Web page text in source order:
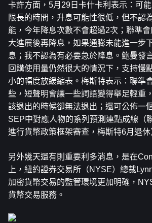
卡許方面，5月29日卡什卡利表示：可
限長的時間，升息可能性很低，但不認
能，今年降息次數不會超過2次；聯準
大進展後再降息，如果通膨未能進一步
息；我不認為有必要急於降息。鮑曼發
回購使用量仍然很大的情況下，支持慢
小的幅度放緩縮表。梅斯特表示：聯準
些，短聲明會讓一些詞語變得舉足輕重
該退出的時候卻無法退出；還可公佈一
SEP中對應人物的系列預測連點成線（
進行貨幣政策框架審查，梅斯特6月退休
另外幾天還有則重要利多消息，是在
上，紐約證券交易所（NYSE）總裁
加密貨幣交易的監管環境更加明確，
貨幣交易服務。